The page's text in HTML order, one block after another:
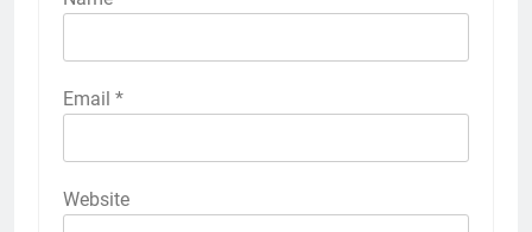
Email *
Website